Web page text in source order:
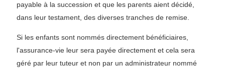
payable à la succession et que les parents aient décidé,
dans leur testament, des diverses tranches de remise.
Si les enfants sont nommés directement bénéficiaires,
l'assurance-vie leur sera payée directement et cela sera
géré par leur tuteur et non par un administrateur nommé